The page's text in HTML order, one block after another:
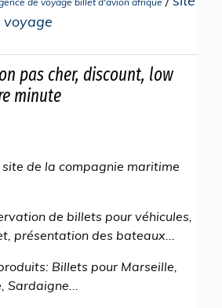
pas cher, discount, low
minute
site de la compagnie maritime
de billets pour véhicules,
présentation des bateaux...
Billets pour Marseille,
Sardaigne...